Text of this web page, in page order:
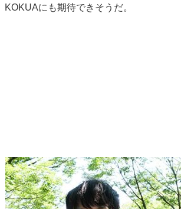
KOKUAにも期待できそうだ。